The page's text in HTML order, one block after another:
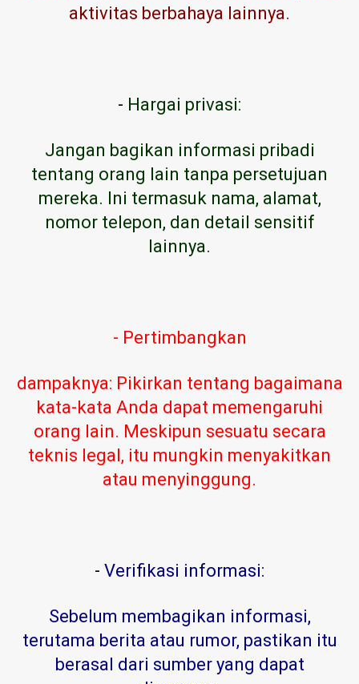
aktivitas berbahaya lainnya.
- Hargai privasi:
Jangan bagikan informasi pribadi
tentang orang lain tanpa persetujuan
mereka. Ini termasuk nama, alamat,
nomor telepon, dan detail sensitif
lainnya.
- Pertimbangkan
dampaknya: Pikirkan tentang bagaimana
kata-kata Anda dapat memengaruhi
orang lain. Meskipun sesuatu secara
teknis legal, itu mungkin menyakitkan
atau menyinggung.
- Verifikasi informasi:
Sebelum membagikan informasi,
terutama berita atau rumor, pastikan itu
berasal dari sumber yang dapat